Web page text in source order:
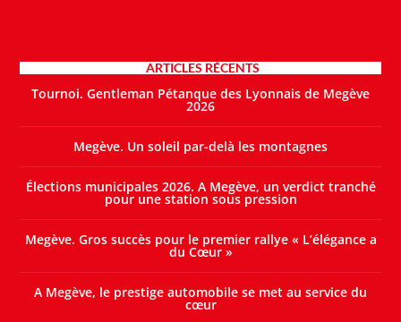
ARTICLES RÉCENTS
Tournoi. Gentleman Pétanque des Lyonnais de Megève
2026
Megève. Un soleil par-delà les montagnes
Élections municipales 2026. A Megève, un verdict tranché
pour une station sous pression
Megève. Gros succès pour le premier rallye « L’élégance a
du Cœur »
A Megève, le prestige automobile se met au service du
cœur